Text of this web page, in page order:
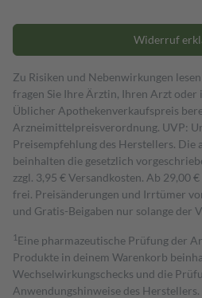
Widerruf
Zu Risiken und Nebenwirkungen
fragen Sie Ihre Ärztin, Ihren Arzt oder
Üblicher Apothekenverkaufspreis
Arzneimittelpreisverordnung. UVP:
Preisempfehlung des Herstellers. Die
beinhalten die gesetzlich
zzgl. 3,95 € Versandkosten. Ab 29,00
frei. Preisänderungen und Irrtümer
und Gratis-Beigaben nur solange der
1 Eine pharmazeutische Prüfung der
Produkte in deinem Warenkorb
Wechselwirkungschecks und die
Anwendungshinweise des Herstellers.